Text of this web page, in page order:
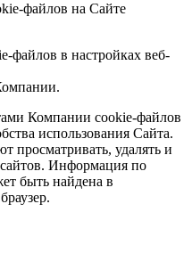
файлов на Сайте
файлов в настройках веб-
Компании cookie-файлов
использования Сайта.
просматривать, удалять и
Информация по
быть найдена в